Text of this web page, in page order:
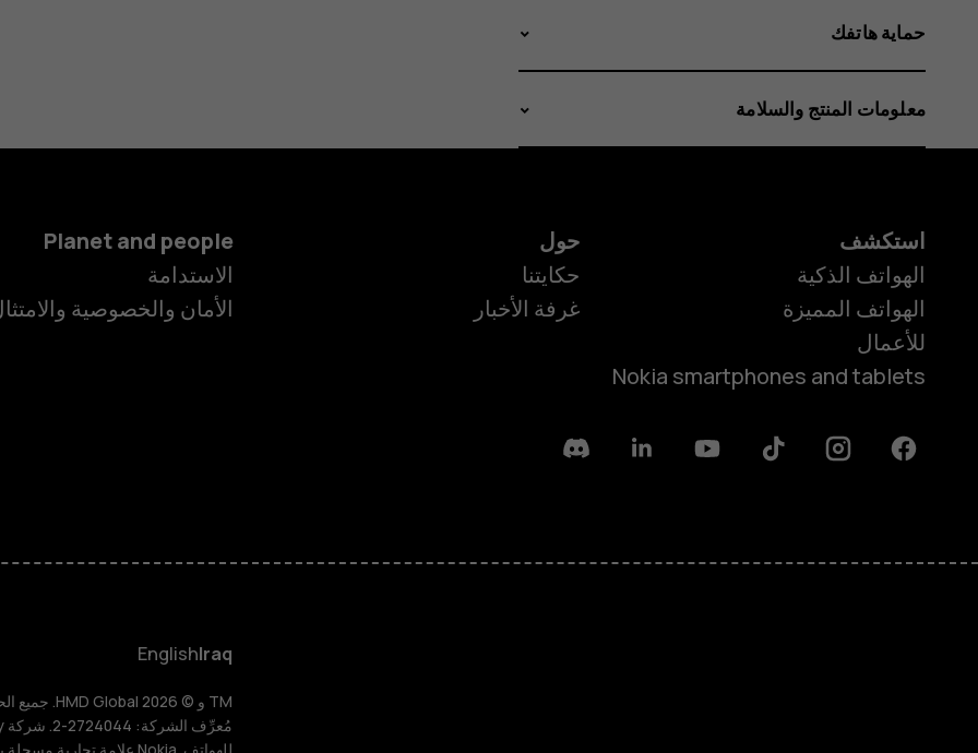
Terra M
HMD DUB
HMD Watch
حماية هاتفك
معلومات المنتج والسلامة
استكشف
الهواتف الذكية
الهواتف المميزة
للأعمال
Nokia smartphones and tablets
حول
حكايتنا
غرفة الأخبار
Planet and people
الاستدامة
الأمان والخصوصية
Facebook
Instagram
Tiktok
Youtube
Linkedin
Discord
Iraq
English